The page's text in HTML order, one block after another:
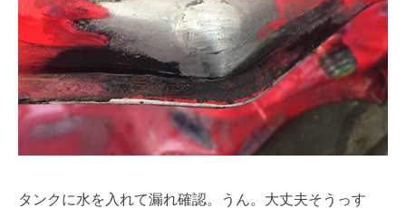
タンクに水を入れて漏れ確認。うん。大丈夫そうっす